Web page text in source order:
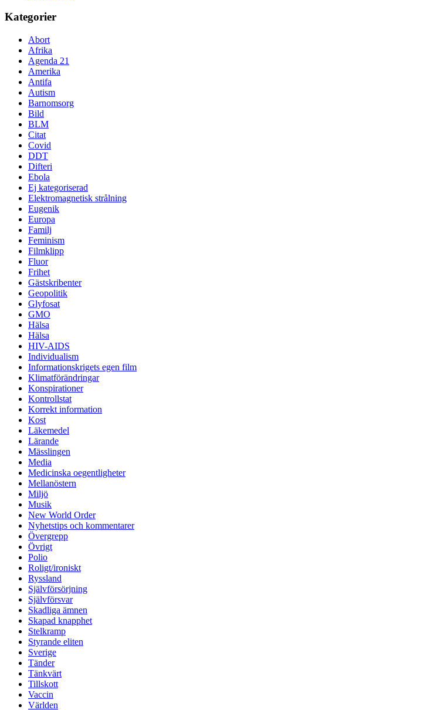
Kategorier
Abort
Afrika
Agenda 21
Amerika
Antifa
Autism
Barnomsorg
Bild
BLM
Citat
Covid
DDT
Difteri
Ebola
Ej kategoriserad
Elektromagnetisk strålning
Eugenik
Europa
Familj
Feminism
Filmklipp
Fluor
Frihet
Gästskribenter
Geopolitik
Glyfosat
GMO
Hälsa
Hälsa
HIV-AIDS
Individualism
Informationskrigets egen film
Klimatförändringar
Konspirationer
Kontrollstat
Korrekt information
Kost
Läkemedel
Lärande
Mässlingen
Media
Medicinska oegentligheter
Mellanöstern
Miljö
Musik
New World Order
Nyhetstips och kommentarer
Övergrepp
Övrigt
Polio
Roligt/ironiskt
Ryssland
Självförsörjning
Självförsvar
Skadliga ämnen
Skapad knapphet
Stelkramp
Styrande eliten
Sverige
Tänder
Tänkvärt
Tillskott
Vaccin
Världen